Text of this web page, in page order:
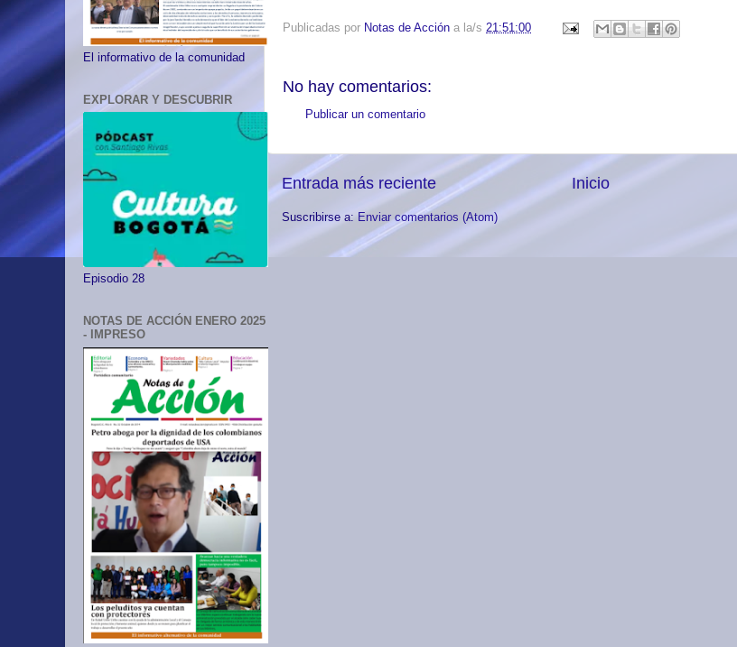
Publicadas por Notas de Acción a la/s 21:51:00
No hay comentarios:
Publicar un comentario
Entrada más reciente Inicio
Suscribirse a: Enviar comentarios (Atom)
El informativo de la comunidad
EXPLORAR Y DESCUBRIR
Episodio 28
NOTAS DE ACCIÓN ENERO 2025
- IMPRESO